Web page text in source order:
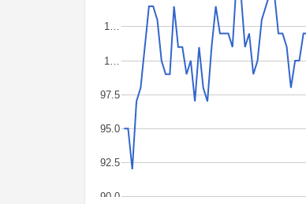
90.0
92.5
95.0
97.5
1…
1…